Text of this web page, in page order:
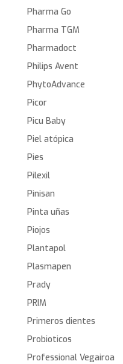
Pharma Go
Pharma TGM
Pharmadoct
Philips Avent
PhytoAdvance
Picor
Picu Baby
Piel atópica
Pies
Pilexil
Pinisan
Pinta uñas
Piojos
Plantapol
Plasmapen
Prady
PRIM
Primeros dientes
Probioticos
Professional Vegairoa